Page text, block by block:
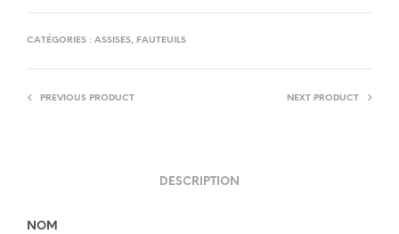
CATÉGORIES : ASSISES, FAUTEUILS
PREVIOUS PRODUCT NEXT PRODUCT
DESCRIPTION
NOM